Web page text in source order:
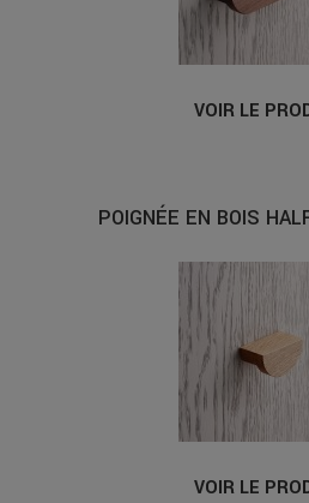
VOIR LE
POIGNÉE EN BOIS
VOIR LE